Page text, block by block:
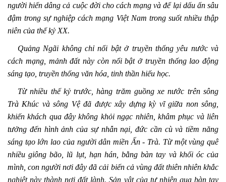
người hiến dâng cả cuộc đời cho cách mạng và để lại dấu ấn sâu
đậm trong sự nghiệp cách mạng Việt Nam trong suốt nhiều thập
niên của thế kỷ XX.
Quảng Ngãi không chỉ nổi bật ở truyền thống yêu nước và
cách mạng, mảnh đất này còn nổi bật ở truyền thống lao động
sáng tạo, truyền thống văn hóa, tinh thần hiếu học.
Từ nhiều thế kỷ trước, hàng trăm guồng xe nước trên sông
Trà Khúc và sông Vệ đã được xây dựng kỳ vĩ giữa non sông,
khiến khách qua đây không khỏi ngạc nhiên, khâm phục và liên
tưởng đến hình ảnh của sự nhẫn nại, đức cần cù và tiềm năng
sáng tạo lớn lao của người dân miền Ấn - Trà. Từ một vùng quê
nhiều giông bão, lũ lụt, hạn hán, bằng bàn tay và khối óc của
mình, con người nơi đây đã cải biến cả vùng đất thiên nhiên khắc
nghiệt này thành nơi đất lành. Sản vật của tự nhiên qua bàn tay